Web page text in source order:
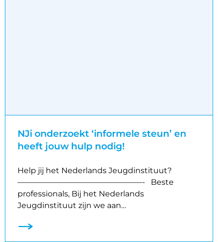
NJi onderzoekt ‘informele steun’ en
heeft jouw hulp nodig!
Help jij het Nederlands Jeugdinstituut?
————————————————- Beste
professionals, Bij het Nederlands
Jeugdinstituut zijn we aan…